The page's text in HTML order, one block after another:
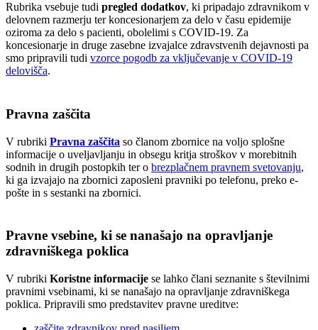
Rubrika vsebuje tudi pregled dodatkov, ki pripadajo zdravnikom v
delovnem razmerju ter koncesionarjem za delo v času epidemije
oziroma za delo s pacienti, obolelimi s COVID-19. Za
koncesionarje in druge zasebne izvajalce zdravstvenih dejavnosti pa
smo pripravili tudi vzorce pogodb za vključevanje v COVID-19
delovišča.
Pravna zaščita
V rubriki Pravna zaščita so članom zbornice na voljo splošne
informacije o uveljavljanju in obsegu kritja stroškov v morebitnih
sodnih in drugih postopkih ter o brezplačnem pravnem svetovanju,
ki ga izvajajo na zbornici zaposleni pravniki po telefonu, preko e-
pošte in s sestanki na zbornici.
Pravne vsebine, ki se nanašajo na opravljanje
zdravniškega poklica
V rubriki Koristne informacije se lahko člani seznanite s številnimi
pravnimi vsebinami, ki se nanašajo na opravljanje zdravniškega
poklica. Pripravili smo predstavitev pravne ureditve: